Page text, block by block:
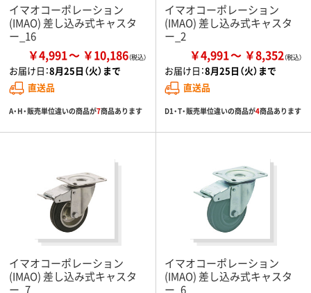
イマオコーポレーション
(IMAO) 差し込み式キャスタ
ー_16
￥4,991 ￥10,186
お届け日：8月25日（火）まで
直送品
A・H・販売単位違いの商品が7商品あります
イマオコーポレーション
(IMAO) 差し込み式キャスタ
ー_2
￥4,991 ￥8,352
お届け日：8月25日（火）まで
直送品
D1・T・販売単位違いの商品が4商品あります
イマオコーポレーション
(IMAO) 差し込み式キャスタ
ー_7
イマオコーポレーション
(IMAO) 差し込み式キャスタ
ー_6